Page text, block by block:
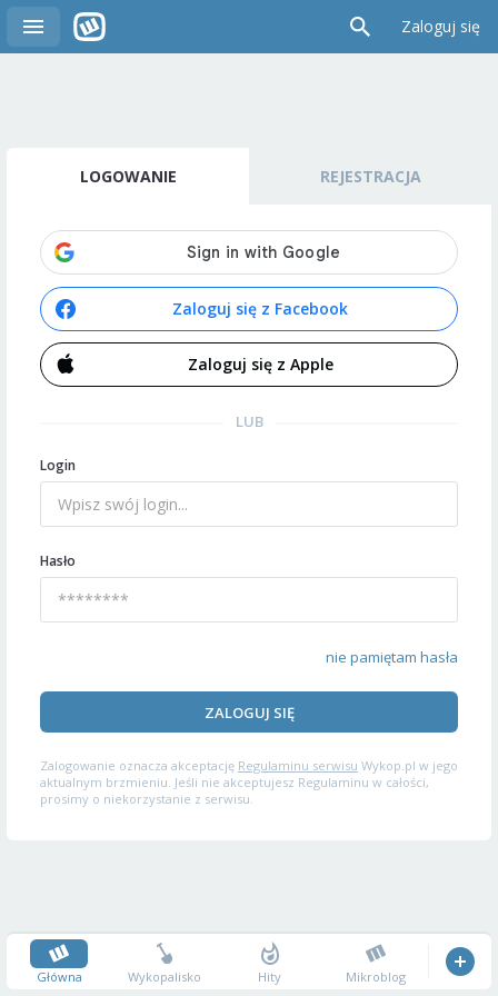
Zaloguj się
LOGOWANIE REJESTRACJA
Zaloguj się z Facebook
Zaloguj się z Apple
LUB
Login
Hasło
nie pamiętam hasła
ZALOGUJ SIĘ
Zalogowanie oznacza akceptację Regulaminu serwisu Wykop.pl w jego
aktualnym brzmieniu. Jeśli nie akceptujesz Regulaminu w całości,
prosimy o niekorzystanie z serwisu.
Główna Wykopalisko Hity Mikroblog